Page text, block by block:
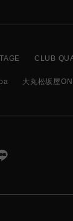
CLUB
大丸松坂屋